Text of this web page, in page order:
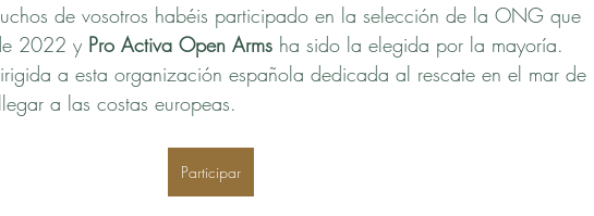
de vosotros habéis participado en la selección de la ONG que
2022 y Pro Activa Open Arms ha sido la elegida por la mayoría.
a esta organización española dedicada al rescate en el mar de
a las costas europeas.
Participar